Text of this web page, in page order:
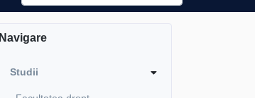
Navigare
Studii